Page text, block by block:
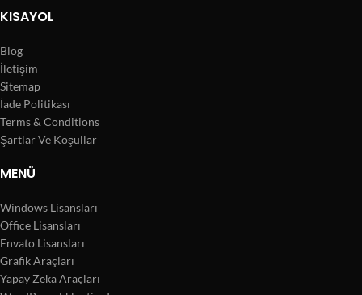
KISAYOL
Blog
İletişim
Sitemap
İade Politikası
Terms & Conditions
Şartlar Ve Koşullar
MENÜ
Windows Lisansları
Office Lisansları
Envato Lisansları
Grafik Araçları
Yapay Zeka Araçları